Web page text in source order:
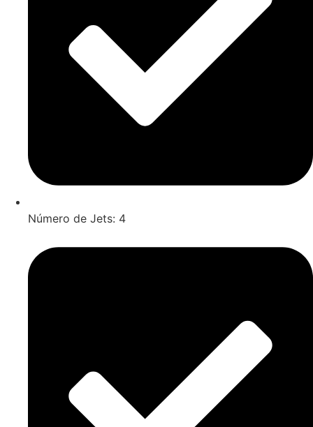
Número de Jets: 4